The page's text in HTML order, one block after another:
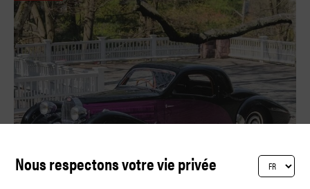
Nous respectons votre vie privée